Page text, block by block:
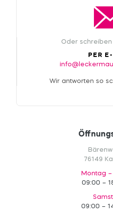
Oder
PER
Wir antworten so
76149
Montag
09:00 –
09:00 –